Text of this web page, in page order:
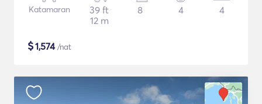
Katamaran
39 ft
12 m
8 4 4
$1,574/nat